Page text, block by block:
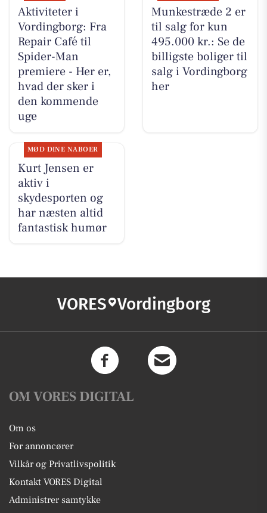
Aktiviteter i
Vordingborg: Fra
Repair Café til
Spider-Man
premiere - Her er,
hvad der sker i
den kommende
uge
Munkestræde 2 er
til salg for kun
495.000 kr.: Se de
billigste boliger til
salg i Vordingborg
her
MØD DINE NABOER
Kurt Jensen er
aktiv i
skydesporten og
har næsten altid
fantastisk humør
VORES Vordingborg
OM VORES DIGITAL
Om os
For annoncører
Vilkår og Privatlivspolitik
Kontakt VORES Digital
Administrer samtykke